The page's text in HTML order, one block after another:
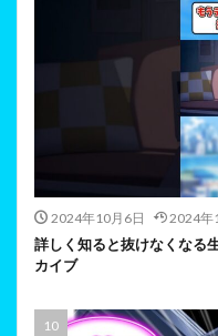
2024年10月6日 2024年
詳しく知ると抜けなくなる
カイブ